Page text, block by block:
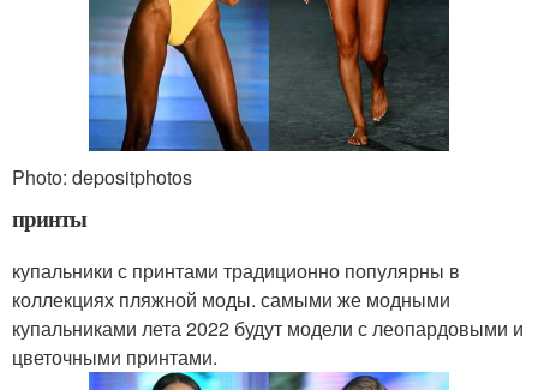
Photo: depositphotos
принты
купальники с принтами традиционно популярны в
коллекциях пляжной моды. самыми же модными
купальниками лета 2022 будут модели с леопардовыми и
цветочными принтами.